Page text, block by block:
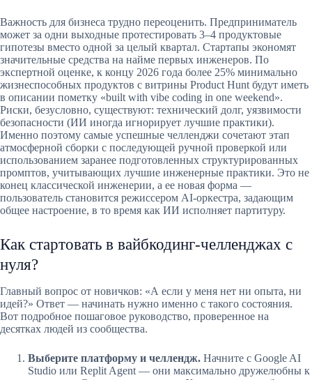
Важность для бизнеса трудно переоценить. Предприниматель
может за одни выходные протестировать 3–4 продуктовые
гипотезы вместо одной за целый квартал. Стартапы экономят
значительные средства на найме первых инженеров. По
экспертной оценке, к концу 2026 года более 25% минимально
жизнеспособных продуктов с витрины Product Hunt будут иметь
в описании пометку «built with vibe coding in one weekend».
Риски, безусловно, существуют: технический долг, уязвимости
безопасности (ИИ иногда игнорирует лучшие практики).
Именно поэтому самые успешные челленджи сочетают этап
атмосферной сборки с последующей ручной проверкой или
использованием заранее подготовленных структурированных
промптов, учитывающих лучшие инженерные практики. Это не
конец классической инженерии, а ее новая форма —
пользователь становится режиссером AI-оркестра, задающим
общее настроение, в то время как ИИ исполняет партитуру.
Как стартовать в вайбкодинг-челленджах с
нуля?
Главный вопрос от новичков: «А если у меня нет ни опыта, ни
идей?» Ответ — начинать нужно именно с такого состояния.
Вот подробное пошаговое руководство, проверенное на
десятках людей из сообщества.
Выберите платформу и челлендж. Начните с Google AI
Studio или Replit Agent — они максимально дружелюбны к